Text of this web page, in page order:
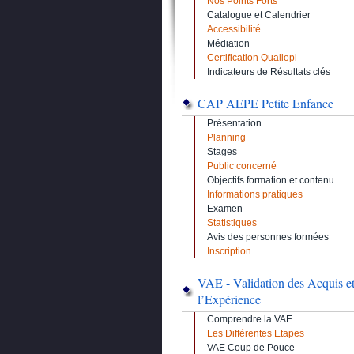
Catalogue et Calendrier
Accessibilité
Médiation
Certification Qualiopi
Indicateurs de Résultats clés
CAP AEPE Petite Enfance
Présentation
Planning
Stages
Public concerné
Objectifs formation et contenu
Informations pratiques
Examen
Statistiques
Avis des personnes formées
Inscription
VAE - Validation des Acquis
l’Expérience
Comprendre la VAE
Les Différentes Etapes
VAE Coup de Pouce